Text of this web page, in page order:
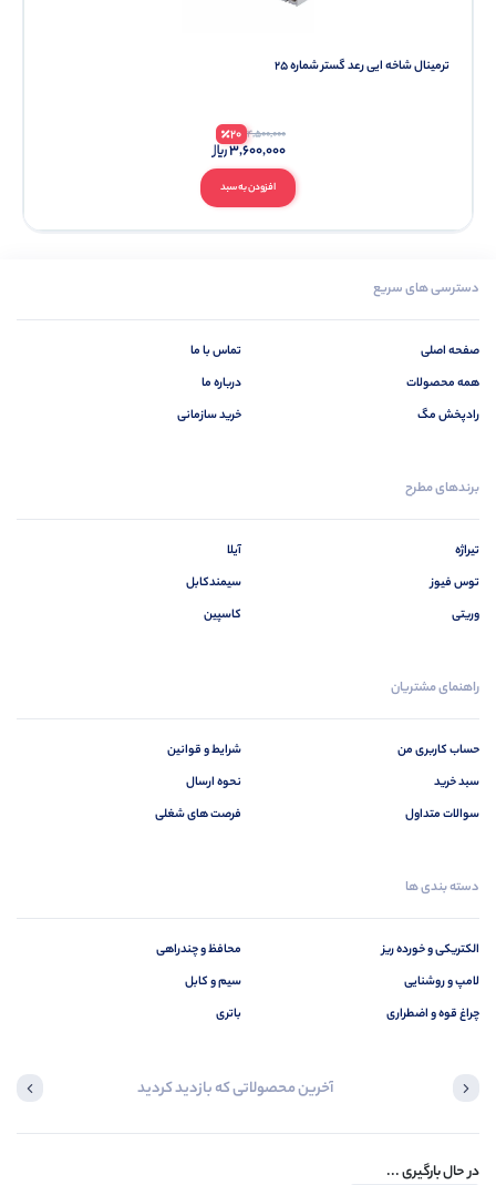
ترمینال شاخه ایی رعد گستر شماره 25
افزودن به سبد
4,500,000
20
3,600,000
دسترسی های سریع
صفحه اصلی
همه محصولات
رادپخش مگ
تماس با ما
درباره ما
خرید سازمانی
برندهای مطرح
تیراژه
توس فیوز
وریتی
آیلا
سیمندکابل
کاسپین
راهنمای مشتریان
حساب کاربری من
سبد خرید
سوالات متداول
شرایط و قوانین
نحوه ارسال
فرصت های شغلی
دسته بندی ها
الکتریکی و خورده ریز
لامپ و روشنایی
چراغ قوه و اضطراری
محافظ و چندراهی
سیم و کابل
باتری
آخرین محصولاتی که بازدید کردید
در حال بارگیری ...